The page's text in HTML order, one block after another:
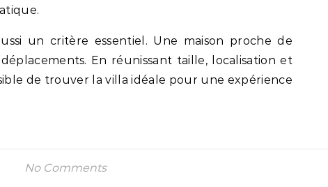
un critère essentiel. Une maison proche de
En réunissant taille, localisation et
de trouver la villa idéale pour une expérience
No Comments